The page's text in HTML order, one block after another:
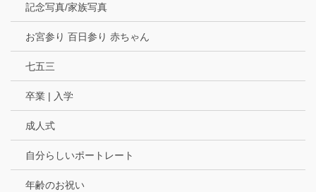
記念写真/家族写真
お宮参り 百日参り 赤ちゃん
七五三
卒業 | 入学
成人式
自分らしいポートレート
年齢のお祝い